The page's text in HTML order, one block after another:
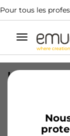
Pour tous les
Alterner
navigation
Kit de
portes
m,
6314154/